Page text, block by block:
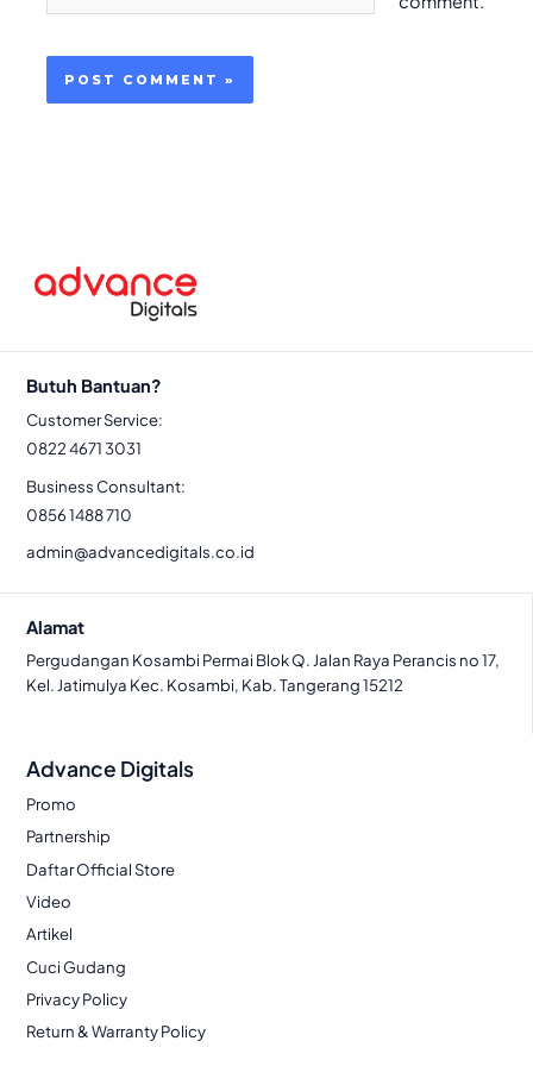
Butuh Bantuan?
Customer Service:
0822 4671 3031
Business Consultant:
0856 1488 710
admin@advancedigitals.co.id
Alamat
Pergudangan Kosambi Permai Blok Q. Jalan Raya Perancis no 17,
Kel. Jatimulya Kec. Kosambi, Kab. Tangerang 15212
Advance Digitals
Promo
Partnership
Daftar Official Store
Video
Artikel
Cuci Gudang
Privacy Policy
Return & Warranty Policy